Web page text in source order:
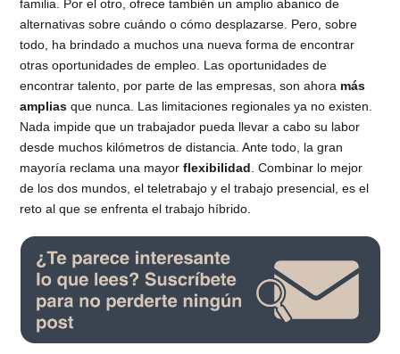
familia. Por el otro, ofrece también un amplio abanico de
alternativas sobre cuándo o cómo desplazarse. Pero, sobre
todo, ha brindado a muchos una nueva forma de encontrar
otras oportunidades de empleo. Las oportunidades de
encontrar talento, por parte de las empresas, son ahora más
amplias que nunca. Las limitaciones regionales ya no existen.
Nada impide que un trabajador pueda llevar a cabo su labor
desde muchos kilómetros de distancia. Ante todo, la gran
mayoría reclama una mayor flexibilidad. Combinar lo mejor
de los dos mundos, el teletrabajo y el trabajo presencial, es el
reto al que se enfrenta el trabajo híbrido.